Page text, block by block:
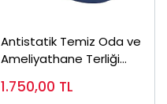
Antistatik Temiz Oda ve
Ameliyathane Terliği
1.750,00 TL